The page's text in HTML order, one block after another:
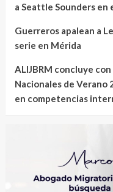
a Seattle Sounders en
Guerreros apalean a
serie en Mérida
ALIJBRM concluye
Nacionales de Verano
en competencias